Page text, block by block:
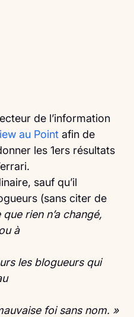
de l’information
au Point afin de
les 1ers résultats
sauf qu’il
(sans citer de
rien n’a changé,
à
les blogueurs qui
foi sans nom. »